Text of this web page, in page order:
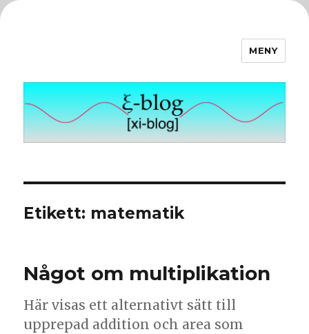
MENY
Etikett: matematik
Något om multiplikation
Här visas ett alternativt sätt till
upprepad addition och area som